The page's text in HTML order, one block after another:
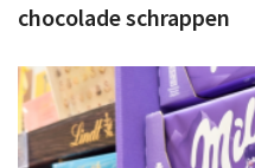
chocolade schrappen